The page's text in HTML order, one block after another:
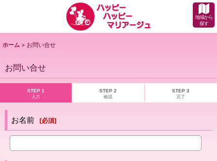
地域から
探す
ホーム > お問い合せ
お問い合せ
STEP 1
入力
STEP 2
確認
STEP 3
完了
お名前 [必須]